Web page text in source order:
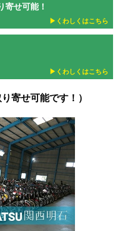
寄せ可能！
▶︎くわしくはこちら
▶︎くわしくはこちら
寄せ可能です！）